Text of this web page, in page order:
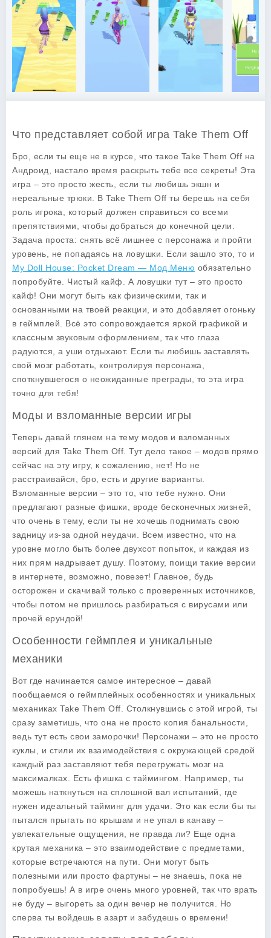
Что представляет собой игра Take Them Off
Бро, если ты еще не в курсе, что такое Take Them Off на
Андроид, настало время раскрыть тебе все секреты! Эта
игра – это просто жесть, если ты любишь экшн и
нереальные трюки. В Take Them Off ты берешь на себя
роль игрока, который должен справиться со всеми
препятствиями, чтобы добраться до конечной цели.
Задача проста: снять всё лишнее с персонажа и пройти
уровень, не попадаясь на ловушки. Если зашло это, то и
My Doll House: Pocket Dream — Мод Меню обязательно
попробуйте. Чистый кайф. А ловушки тут – это просто
кайф! Они могут быть как физическими, так и
основанными на твоей реакции, и это добавляет огоньку
в геймплей. Всё это сопровождается яркой графикой и
классным звуковым оформлением, так что глаза
радуются, а уши отдыхают. Если ты любишь заставлять
свой мозг работать, контролируя персонажа,
споткнувшегося о неожиданные преграды, то эта игра
точно для тебя!
Моды и взломанные версии игры
Теперь давай глянем на тему модов и взломанных
версий для Take Them Off . Тут дело такое – модов прямо
сейчас на эту игру, к сожалению, нет! Но не
расстраивайся, бро, есть и другие варианты.
Взломанные версии – это то, что тебе нужно. Они
предлагают разные фишки, вроде бесконечных жизней,
что очень в тему, если ты не хочешь поднимать свою
задницу из-за одной неудачи. Всем известно, что на
уровне могло быть более двухсот попыток, и каждая из
них прям надрывает душу. Поэтому, поищи такие версии
в интернете, возможно, повезет! Главное, будь
осторожен и скачивай только с проверенных источников,
чтобы потом не пришлось разбираться с вирусами или
прочей ерундой!
Особенности геймплея и уникальные
механики
Вот где начинается самое интересное – давай
пообщаемся о геймплейных особенностях и уникальных
механиках Take Them Off . Столкнувшись с этой игрой, ты
сразу заметишь, что она не просто копия банальности,
ведь тут есть свои заморочки! Персонажи – это не просто
куклы, и стили их взаимодействия с окружающей средой
каждый раз заставляют тебя перегружать мозг на
максималках. Есть фишка с таймингом. Например, ты
можешь наткнуться на сплошной вал испытаний, где
нужен идеальный тайминг для удачи. Это как если бы ты
пытался прыгать по крышам и не упал в канаву –
увлекательные ощущения, не правда ли? Еще одна
крутая механика – это взаимодействие с предметами,
которые встречаются на пути. Они могут быть
полезными или просто фартуны – не знаешь, пока не
попробуешь! А в игре очень много уровней, так что врать
не буду – выгореть за один вечер не получится. Но
сперва ты войдешь в азарт и забудешь о времени!